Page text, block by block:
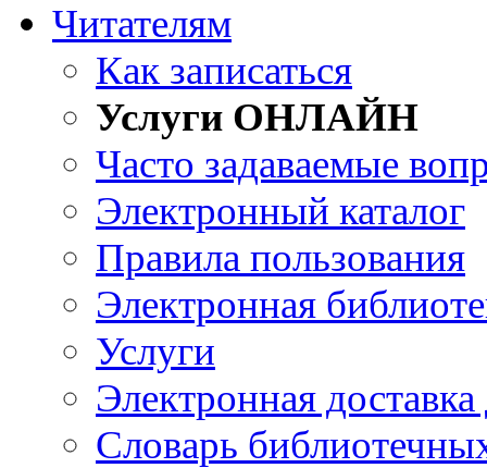
Читателям
Как записаться
Услуги ОНЛАЙН
Часто задаваемые
Электронный каталог
Правила пользования
Электронная
Услуги
Электронная
Словарь